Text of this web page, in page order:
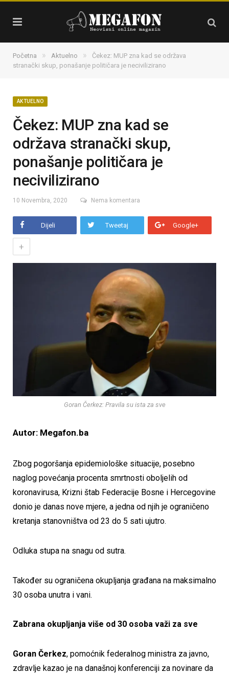
Početna » Aktuelno »
Čekez: MUP zna kad se održava
stranački skup, ponašanje političara je necivilizirano
AKTUELNO
Čekez: MUP zna kad se
održava stranački skup,
ponašanje političara je
necivilizirano
10 Novembra, 2020 Nema komentara
Dijeli Tweetaj Google+
+
Goran Čerkez: Pravila su ista za sve
Autor: Megafon.ba
Zbog pogoršanja epidemiološke situacije, posebno
naglog povećanja procenta smrtnosti oboljelih od
koronavirusa, Krizni štab Federacije Bosne i Hercegovine
donio je danas nove mjere, a jedna od njih je ograničeno
kretanja stanovništva od 23 do 5 sati ujutro.
Odluka stupa na snagu od sutra.
Također su ograničena okupljanja građana na maksimalno
30 osoba unutra i vani.
Zabrana okupljanja više od 30 osoba važi za sve
Goran Čerkez, pomoćnik federalnog ministra za javno,
zdravlje kazao je na današnoj konferenciji za novinare da